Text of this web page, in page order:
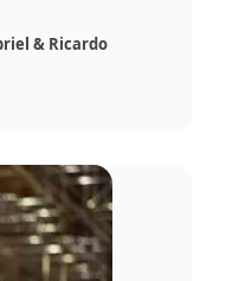
& Ricardo